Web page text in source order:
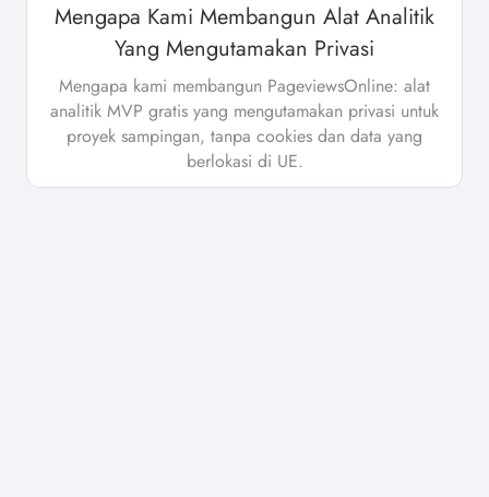
Mengapa Kami Membangun Alat Analitik
Yang Mengutamakan Privasi
Mengapa kami membangun PageviewsOnline: alat
analitik MVP gratis yang mengutamakan privasi untuk
proyek sampingan, tanpa cookies dan data yang
berlokasi di UE.